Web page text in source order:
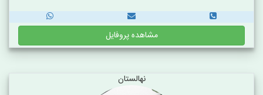
مشاهده پروفایل
نهالستان